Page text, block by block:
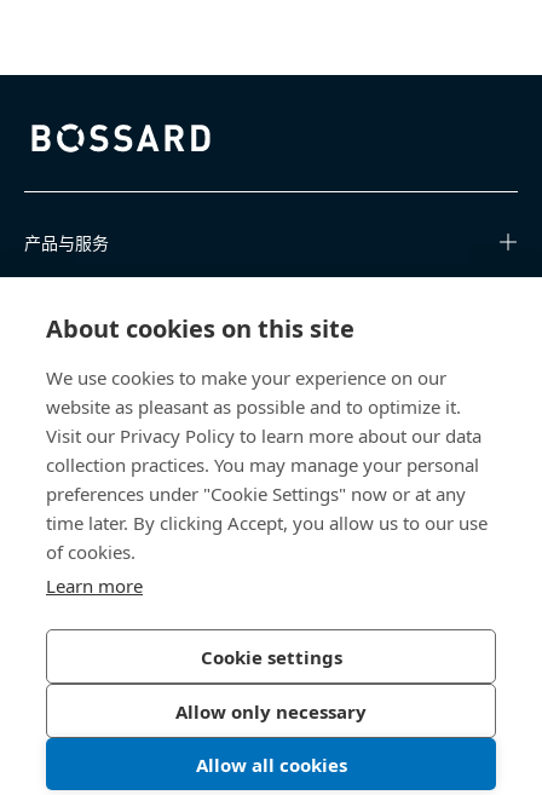
About cookies on this site
We use cookies to make your experience on our
website as pleasant as possible and to optimize it.
Visit our Privacy Policy to learn more about our data
collection practices. You may manage your personal
preferences under "Cookie Settings" now or at any
time later. By clicking Accept, you allow us to our use
of cookies.
Learn more
Cookie settings
Allow only necessary
Allow all cookies
Bossard homepage
产品与服务
关于我们
联系我们
400 860 9900
china@bossard.com